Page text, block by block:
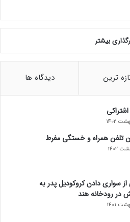
بیشتر
ترین دیدگاه ها
تلفن همراه و خستگی مفرط
سواری دادن کروکودیل پدر به
در رودخانه هند